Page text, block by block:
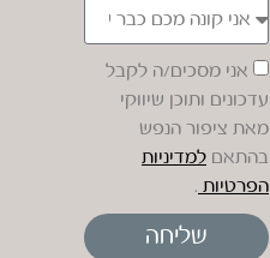
אני מסכים/ה לקבל
עדכונים ותוכן שיווקי
מאת ציפור הנפש
בהתאם למדיניות
הפרטיות .
שליחה